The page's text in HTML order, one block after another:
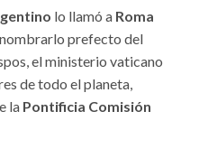
lo llamó a Roma
prefecto del
el ministerio vaticano
de todo el planeta,
la Pontificia Comisión